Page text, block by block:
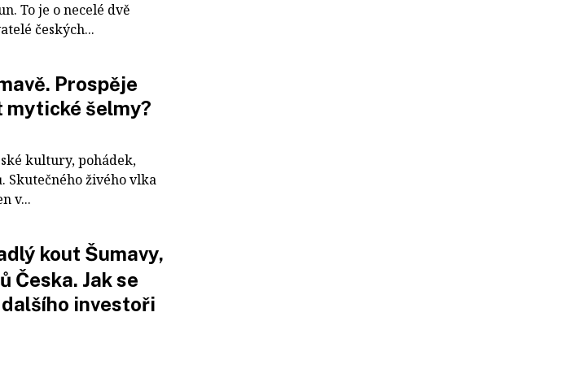
To je o necelé dvě
českých...
Prospěje
mytické šelmy?
kultury, pohádek,
Skutečného živého vlka
v...
kout Šumavy,
Česka. Jak se
investoři